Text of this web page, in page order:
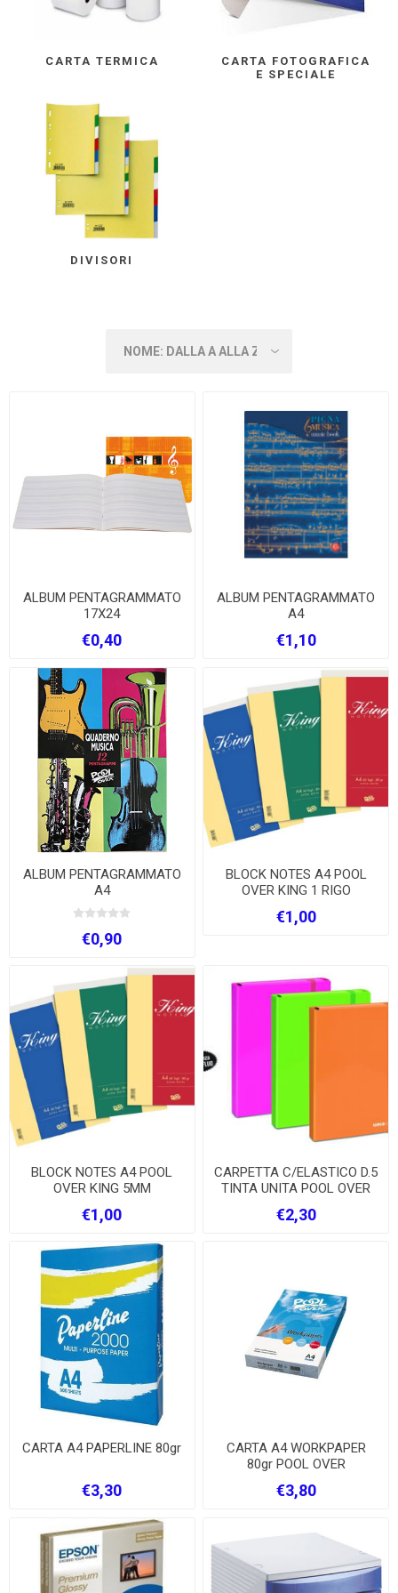
CARTA TERMICA
CARTA FOTOGRAFICA
E SPECIALE
DIVISORI
ALBUM PENTAGRAMMATO
17X24
€0,40
ALBUM PENTAGRAMMATO
A4
€1,10
ALBUM PENTAGRAMMATO
A4
€0,90
BLOCK NOTES A4 POOL
OVER KING 1 RIGO
€1,00
BLOCK NOTES A4 POOL
OVER KING 5MM
€1,00
CARPETTA C/ELASTICO D.5
TINTA UNITA POOL OVER
€2,30
CARTA A4 PAPERLINE 80gr
€3,30
CARTA A4 WORKPAPER
80gr POOL OVER
€3,80